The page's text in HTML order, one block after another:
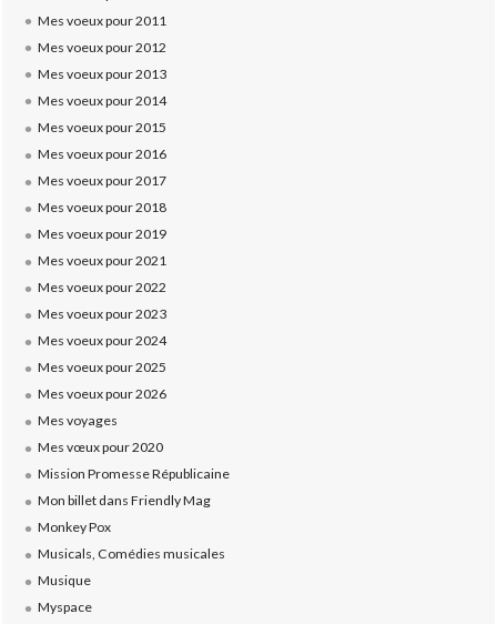
Mes voeux pour 2011
Mes voeux pour 2012
Mes voeux pour 2013
Mes voeux pour 2014
Mes voeux pour 2015
Mes voeux pour 2016
Mes voeux pour 2017
Mes voeux pour 2018
Mes voeux pour 2019
Mes voeux pour 2021
Mes voeux pour 2022
Mes voeux pour 2023
Mes voeux pour 2024
Mes voeux pour 2025
Mes voeux pour 2026
Mes voyages
Mes vœux pour 2020
Mission Promesse Républicaine
Mon billet dans Friendly Mag
Monkey Pox
Musicals, Comédies musicales
Musique
Myspace